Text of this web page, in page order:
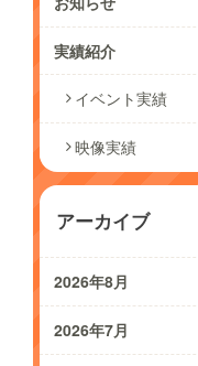
実績紹介
イベント実績
映像実績
アーカイブ
2026年8月
2026年7月